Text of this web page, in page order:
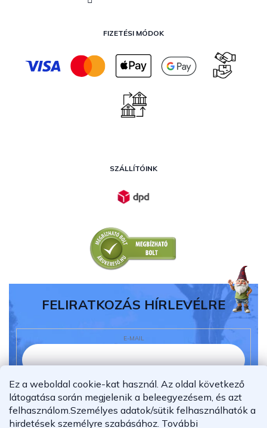
Ez a weboldal cookie-kat használ. Az oldal következő
látogatása során megjelenik a beleegyezésem, és azt
felhasználom.Személyes adatok/sütik felhasználhatók a
hirdetések személyre szabásához. További
FIZETÉSI MÓDOK
SZÁLLÍTÓINK
FELIRATKOZÁS HÍRLEVÉLRE
E-MAIL
Elolvastam és megértettem azadatvédelmi
nyilatkozatot.
Feliratkozás